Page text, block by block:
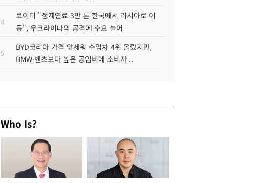
4
로이터 "정제연료 3만 톤 한국에서 러시아로 이
동", 우크라이나의 공격에 수요 늘어
5
BYD코리아 가격 앞세워 수입차 4위 올랐지만,
BMW·벤츠보다 높은 공임비에 소비자 ..
Who Is?